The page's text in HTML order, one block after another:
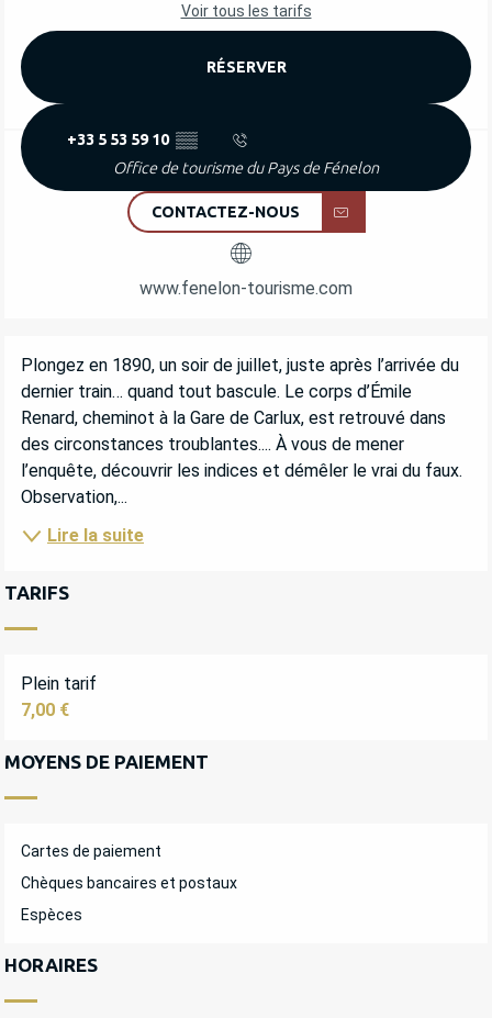
Voir tous les tarifs
RÉSERVER
+33 5 53 59 10 ▒▒
Office de tourisme du Pays de Fénelon
CONTACTEZ-NOUS
www.fenelon-tourisme.com
DESCRIPTION
Plongez en 1890, un soir de juillet, juste après l’arrivée du
dernier train… quand tout bascule. Le corps d’Émile
Renard, cheminot à la Gare de Carlux, est retrouvé dans
des circonstances troublantes.... À vous de mener
l’enquête, découvrir les indices et démêler le vrai du faux.
Observation,...
Lire la suite
TARIFS
Plein tarif
7,00 €
MOYENS DE PAIEMENT
Cartes de paiement
Chèques bancaires et postaux
Espèces
HORAIRES